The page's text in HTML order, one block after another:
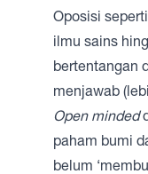
Oposisi
ilmu sains
bertentangan
menjawab
Open minded
paham bumi
belum